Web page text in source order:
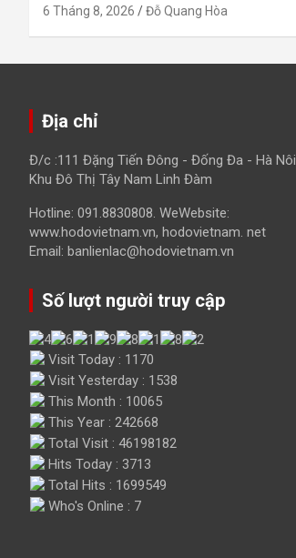
6 Tháng 8, 2026 Đỗ Quang Hòa
Địa chỉ
Đ/c :111 Đặng Tiến Đông - Đống Đa - Hà Nôi
Khu Đô Thị Tây Nam Linh Đàm
Hotline: 091.8830808. WeWebsite:
www.hodovietnam.vn, hodovietnam. net
Email: banlienlac@hodovietnam.vn
Số lượt người truy cập
Visit Today : 1170
Visit Yesterday : 1538
This Month : 10065
This Year : 242668
Total Visit : 46198182
Hits Today : 3713
Total Hits : 1699549
Who's Online : 7